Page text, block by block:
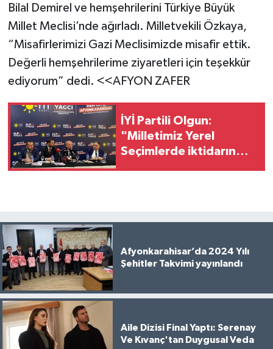
Bilal Demirel ve hemşehrilerini Türkiye Büyük
Millet Meclisi’nde ağırladı. Milletvekili Özkaya,
“Misafirlerimizi Gazi Meclisimizde misafir ettik.
Değerli hemşehrilerime ziyaretleri için teşekkür
ediyorum” dedi. <<AFYON ZAFER
İYİ Partili Olgun:
"Milletimiz Yerel
Seçimlerde iktidarın
Afyonkarahisar’da 2024 Yılı
Şehitler Takvimi yayınlandı
Aile Dizisi Final Yaptı: Serenay
Ve Kıvanç'tan Duygusal Veda